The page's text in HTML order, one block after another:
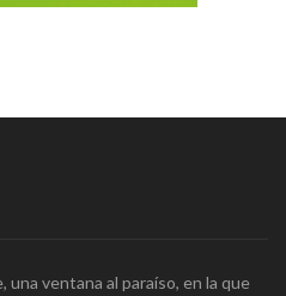
ventana al paraíso, en la que